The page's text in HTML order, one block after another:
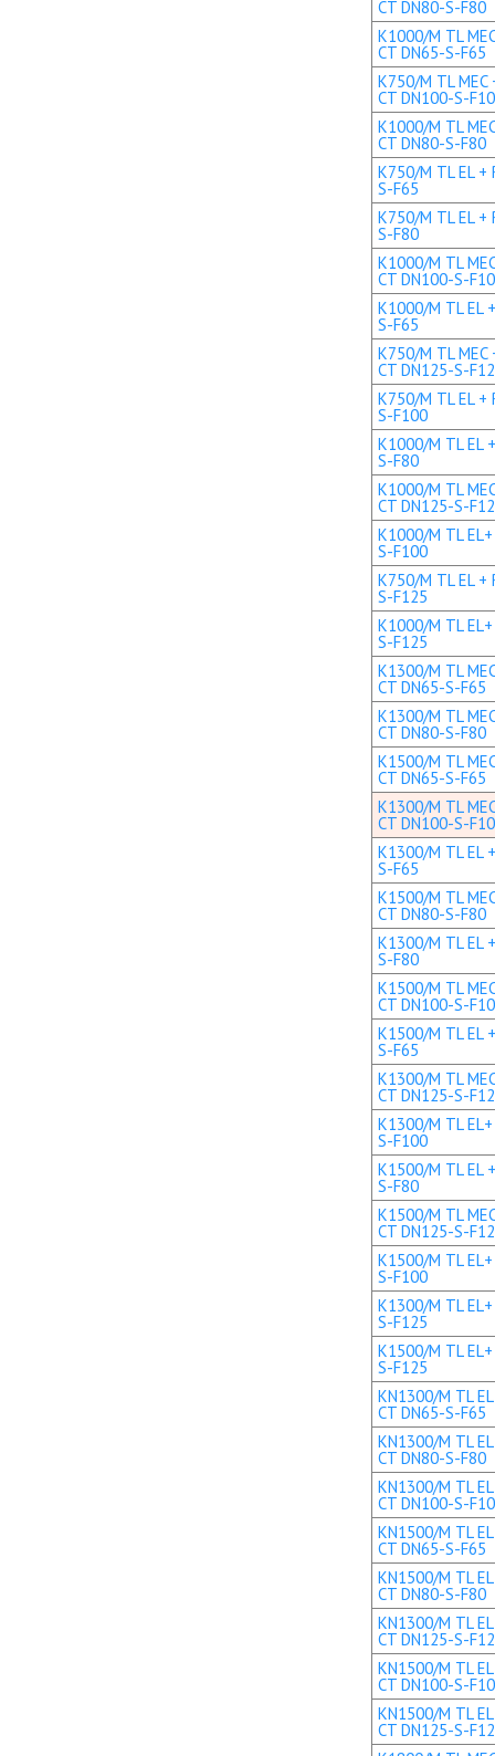
CT DN80-S-F80
K1000/M TL
CT DN65-S-F65
K750/M TL MEC
CT DN100-S-
K1000/M TL
CT DN80-S-F80
K750/M TL EL +
S-F65
K750/M TL EL +
S-F80
K1000/M TL
CT DN100-S-
K1000/M TL EL
S-F65
K750/M TL MEC
CT DN125-S-
K750/M TL EL +
S-F100
K1000/M TL EL
S-F80
K1000/M TL
CT DN125-S-
K1000/M TL
S-F100
K750/M TL EL +
S-F125
K1000/M TL
S-F125
K1300/M TL
CT DN65-S-F65
K1300/M TL
CT DN80-S-F80
K1500/M TL
CT DN65-S-F65
K1300/M TL
CT DN100-S-
K1300/M TL EL
S-F65
K1500/M TL
CT DN80-S-F80
K1300/M TL EL
S-F80
K1500/M TL
CT DN100-S-
K1500/M TL EL
S-F65
K1300/M TL
CT DN125-S-
K1300/M TL
S-F100
K1500/M TL EL
S-F80
K1500/M TL
CT DN125-S-
K1500/M TL
S-F100
K1300/M TL
S-F125
K1500/M TL
S-F125
KN1300/M TL
CT DN65-S-F65
KN1300/M TL
CT DN80-S-F80
KN1300/M TL
CT DN100-S-
KN1500/M TL
CT DN65-S-F65
KN1500/M TL
CT DN80-S-F80
KN1300/M TL
CT DN125-S-
KN1500/M TL
CT DN100-S-
KN1500/M TL
CT DN125-S-